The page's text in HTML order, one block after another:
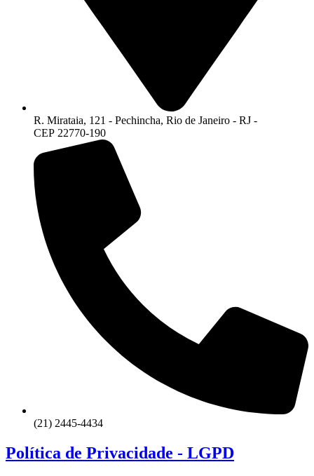
R. Mirataia, 121 - Pechincha, Rio de Janeiro - RJ -
CEP 22770-190
(21) 2445-4434
Política de Privacidade - LGPD